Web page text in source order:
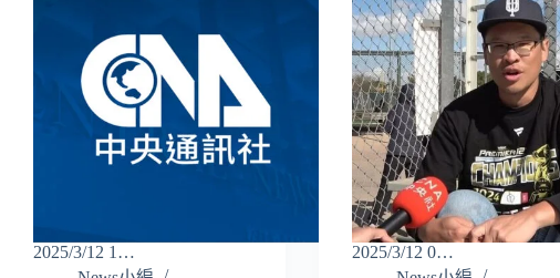
2025/3/12 1…
2025/3/12 0…